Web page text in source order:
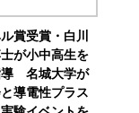
賞受賞・白川
が小中高生を
導 名城大学が
導電性プラス